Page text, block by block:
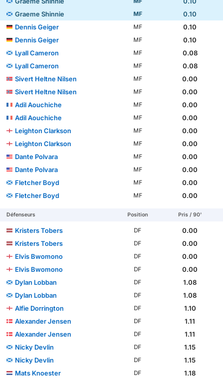
Graeme Shinnie
MF
0.10
Dennis Geiger
MF
0.10
Dennis Geiger
MF
0.10
Lyall Cameron
MF
0.08
Lyall Cameron
MF
0.08
Sivert Heltne Nilsen
MF
0.00
Sivert Heltne Nilsen
MF
0.00
Adil Aouchiche
MF
0.00
Adil Aouchiche
MF
0.00
Leighton Clarkson
MF
0.00
Leighton Clarkson
MF
0.00
Dante Polvara
MF
0.00
Dante Polvara
MF
0.00
Fletcher Boyd
MF
0.00
Fletcher Boyd
MF 0.00
Défenseurs Position Pris / 90'
Kristers Tobers DF
0.00
Kristers Tobers
DF
0.00
Elvis Bwomono
DF
0.00
Elvis Bwomono
DF
0.00
Dylan Lobban
DF
1.08
Dylan Lobban
DF
1.08
Alfie Dorrington
DF
1.10
Alexander Jensen
DF
1.11
Alexander Jensen
DF
1.11
Nicky Devlin
DF
1.15
Nicky Devlin
DF
1.15
Mats Knoester
DF
1.18